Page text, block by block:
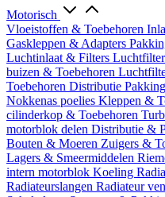
Motorisch
Vloeistoffen & Toebehoren
Gaskleppen & Adapters
Luchtinlaat & Filters
buizen & Toebehoren
Toebehoren Distributie
Nokkenas poelies Kleppen &
cilinderkop & Toebehoren
motorblok delen Distributie &
Bouten & Moeren Zuigers &
Lagers & Smeermiddelen
intern motorblok Koeling
Radiateurslangen Radiateur